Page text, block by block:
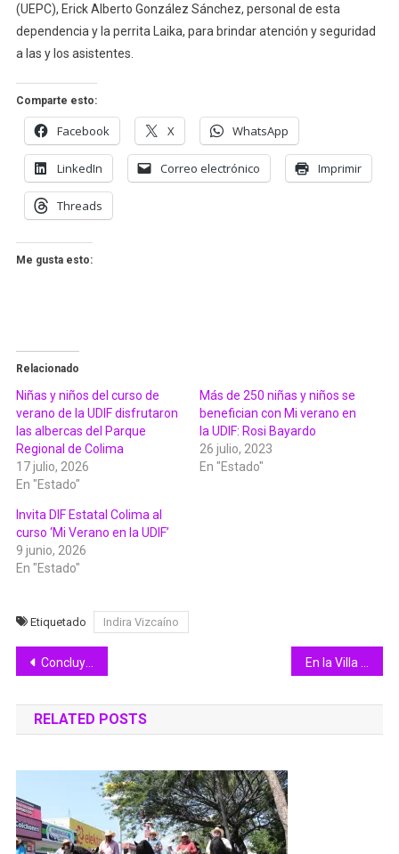
(UEPC), Erick Alberto González Sánchez, personal de esta
dependencia y la perrita Laika, para brindar atención y seguridad
a las y los asistentes.
Comparte esto:
Facebook X WhatsApp
LinkedIn Correo electrónico Imprimir
Threads
Me gusta esto:
Relacionado
Niñas y niños del curso de
verano de la UDIF disfrutaron
las albercas del Parque
Regional de Colima
17 julio, 2026
En "Estado"
Más de 250 niñas y niños se
benefician con Mi verano en
la UDIF: Rosi Bayardo
26 julio, 2023
En "Estado"
Invita DIF Estatal Colima al
curso ‘Mi Verano en la UDIF’
9 junio, 2026
En "Estado"
Etiquetado Indira Vizcaíno
Navegación
de
entradas
Concluye construcción de seis Jardines de Lluvia en VdeA En la Villa promueven “Caminos Seguros para las Mujeres”
RELATED POSTS